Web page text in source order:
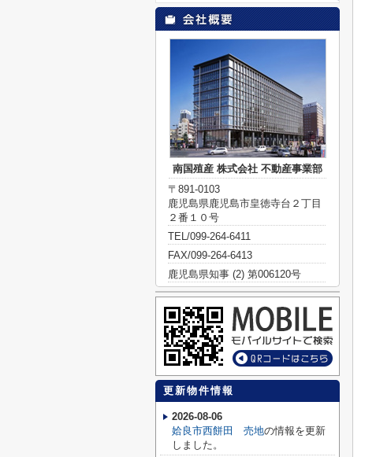
南国殖産 株式会社 不動産事業部
〒891-0103
鹿児島県鹿児島市皇徳寺台２丁目
２番１０号
TEL/099-264-6411
FAX/099-264-6413
鹿児島県知事 (2) 第006120号
更新物件情報
2026-08-06
姶良市西餅田 売地の情報を更新
しました。